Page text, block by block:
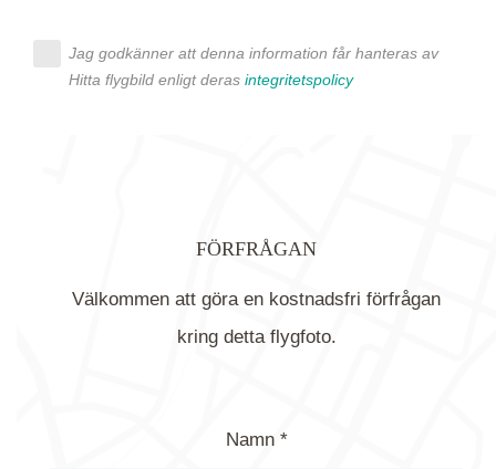
Jag godkänner att denna information får hanteras av
Hitta flygbild enligt deras integritetspolicy
FÖRFRÅGAN
Välkommen att göra en kostnadsfri förfrågan
kring detta flygfoto.
Namn *